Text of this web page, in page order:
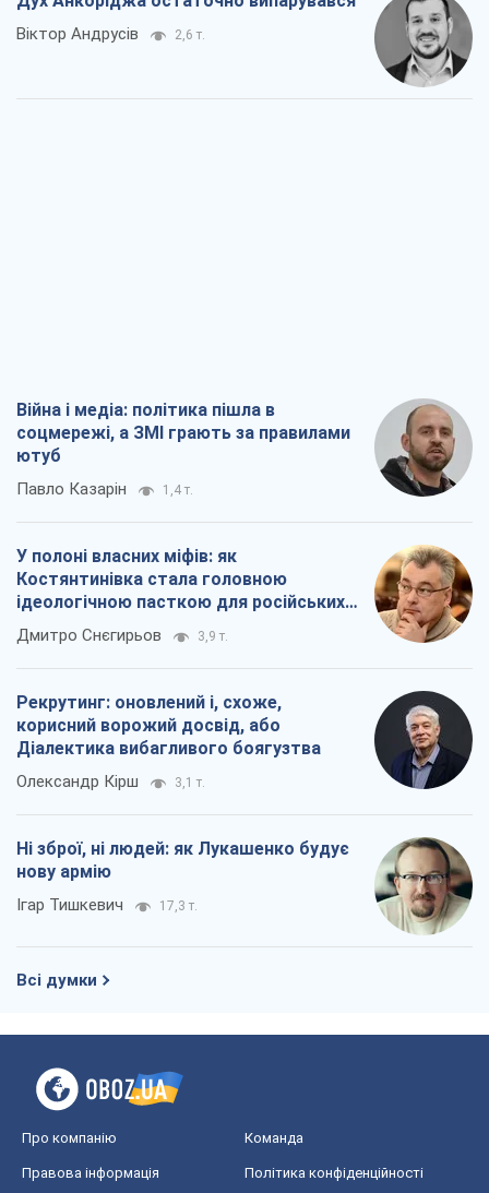
Віктор Андрусів 2,6 т.
Війна і медіа: політика пішла в
соцмережі, а ЗМІ грають за правилами
ютуб
Павло Казарін 1,4 т.
У полоні власних міфів: як
Костянтинівка стала головною
ідеологічною пасткою для російських
окупантів
Дмитро Снєгирьов 3,9 т.
Рекрутинг: оновлений і, схоже,
корисний ворожий досвід, або
Діалектика вибагливого боягузтва
Олександр Кірш 3,1 т.
Ні зброї, ні людей: як Лукашенко будує
нову армію
Ігар Тишкевич 17,3 т.
Всі думки
Про компанію Команда
Правова інформація Політика конфіденційності